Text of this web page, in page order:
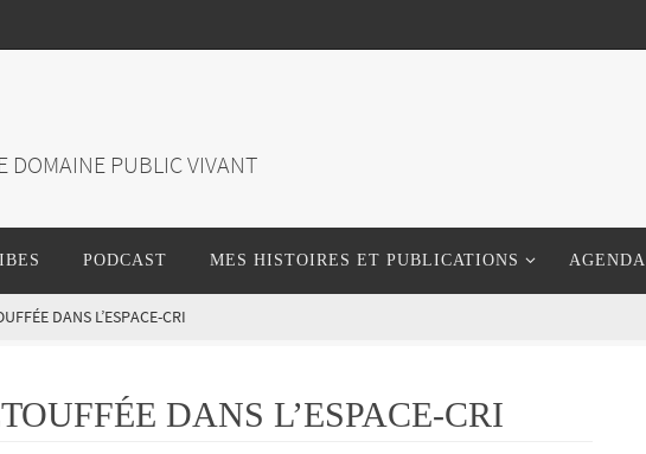
DOMAINE PUBLIC VIVANT
PODCAST MES HISTOIRES ET PUBLICATIONS AGENDA
DANS L’ESPACE-CRI
DANS L’ESPACE-CRI